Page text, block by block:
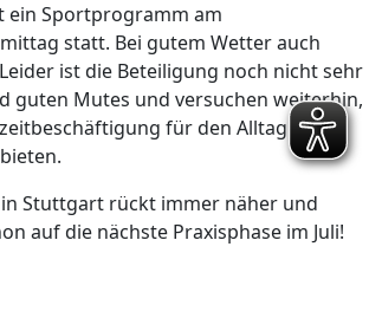
ein Sportprogramm am
statt. Bei gutem Wetter auch
ist die Beteiligung noch nicht sehr
guten Mutes und versuchen weiterhin,
für den Alltag der
Stuttgart rückt immer näher und
auf die nächste Praxisphase im Juli!